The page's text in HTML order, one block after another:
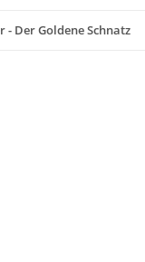
- Der Goldene Schnatz